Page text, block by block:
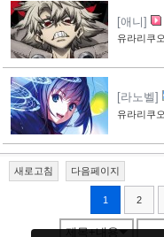
[애니]
상 공개
유라리쿠오
[라노벨]
유라리쿠오
새로고침 다음페이지
1 2
제목+내용